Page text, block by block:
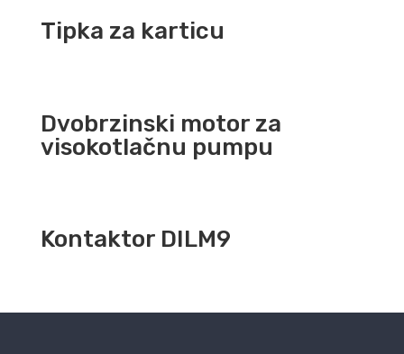
Tipka za karticu
Dvobrzinski motor za
visokotlačnu pumpu
Kontaktor DILM9